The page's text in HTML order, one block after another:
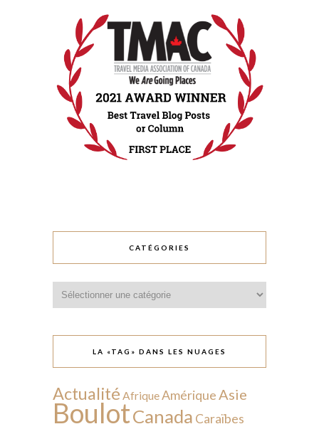
CATÉGORIES
LA «TAG» DANS LES NUAGES
Actualité AfriqueAmérique Asie
BoulotCanada Caraïbes